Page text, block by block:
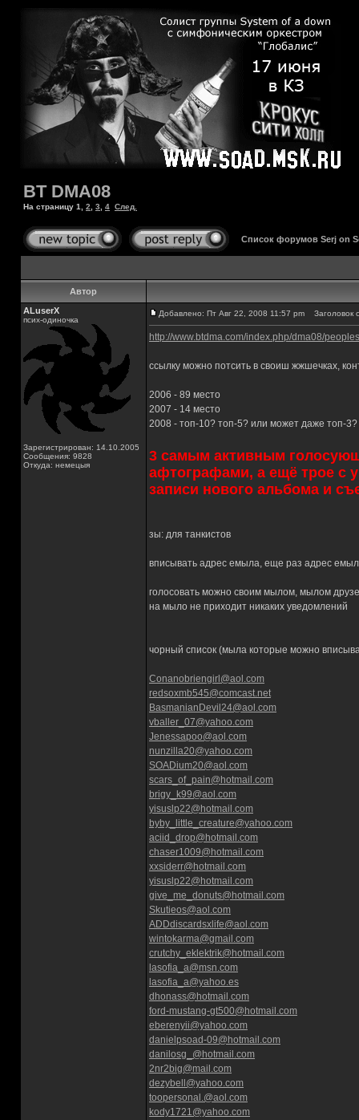
BT DMA08
На страницу 1 2 3 4 След.
Список форумов Serj on
Автор
ALuserX
псих-одиночка
Зарегистрирован: 14.10.2005
Сообщения: 9828
Откуда: немецыя
Добавлено: Пт Авг 22, 2008 11:57 pm Заголовок
http://www.btdma.com/index.php/dma08/
ссылку можно потсить в своиш жжшечках,
2006 - 89 место
2007 - 14 место
2008 - топ-10? топ-5? или может даже топ-3?
3 самым активным
афтографами, а ещё трое с
записи нового альбома и
зы: для танкистов
вписывать адрес емыла, еще раз адрес
голосовать можно своим мылом, мылом
на мыло не приходит никаких уведомлений
чорный список (мыла которые можно
Conanobriengirl@aol.com
redsoxmb545@comcast.net
BasmanianDevil24@aol.com
vballer_07@yahoo.com
Jenessapoo@aol.com
nunzilla20@yahoo.com
SOADium20@aol.com
scars_of_pain@hotmail.com
brigy_k99@aol.com
yisuslp22@hotmail.com
byby_little_creature@yahoo.com
aciid_drop@hotmail.com
chaser1009@hotmail.com
xxsiderr@hotmail.com
yisuslp22@hotmail.com
give_me_donuts@hotmail.com
Skutieos@aol.com
ADDdiscardsxlife@aol.com
wintokarma@gmail.com
crutchy_eklektrik@hotmail.com
lasofia_a@msn.com
lasofia_a@yahoo.es
dhonass@hotmail.com
ford-mustang-gt500@hotmail.com
eberenyii@yahoo.com
danielpsoad-09@hotmail.com
danilosg_@hotmail.com
2nr2big@mail.com
dezybell@yahoo.com
toopersonal.@aol.com
kody1721@yahoo.com